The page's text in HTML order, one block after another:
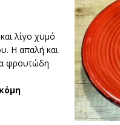
λίγο χυμό
Η απαλή και
φρουτώδη